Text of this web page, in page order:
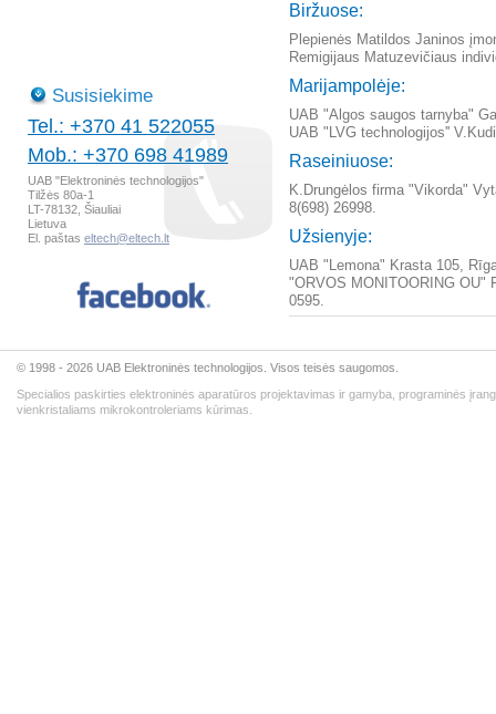
Biržuose:
Plepienės Matildos Janinos
Remigijaus Matuzevičiaus
Marijampolėje:
UAB "Algos saugos tarnyba"
UAB "LVG technologijos''
Raseiniuose:
K.Drungėlos firma "Vikorda"
8(698) 26998.
Užsienyje:
UAB "Lemona" Krasta 105,
"ORVOS MONITOORING OU"
0595.
Susisiekime
Tel.: +370 41 522055
Mob.: +370 698 41989
UAB "Elektroninės technologijos"
Tilžės 80a-1
LT-78132, Šiauliai
Lietuva
El. paštas eltech@eltech.lt
© 1998 - 2026 UAB Elektroninės technologijos. Visos teisės saugomos.
Specialios paskirties elektroninės aparatūros projektavimas ir gamyba, programinės
vienkristaliams mikrokontroleriams kūrimas.